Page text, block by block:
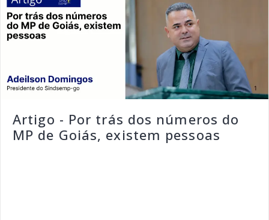
Artigo - Por trás dos números do
MP de Goiás, existem pessoas